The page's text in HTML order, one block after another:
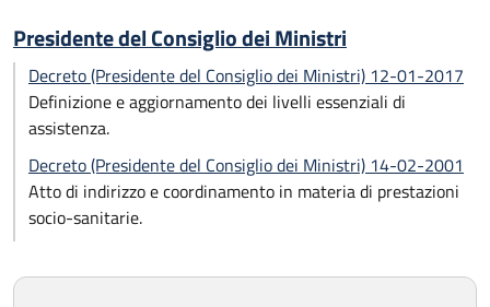
Presidente del Consiglio dei Ministri
Decreto (Presidente del Consiglio dei Ministri) 12-01-2017
Definizione e aggiornamento dei livelli essenziali di
assistenza.
Decreto (Presidente del Consiglio dei Ministri) 14-02-2001
Atto di indirizzo e coordinamento in materia di prestazioni
socio-sanitarie.